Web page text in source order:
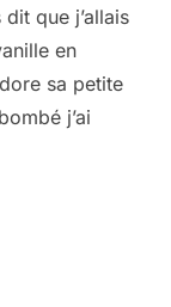
que j’allais
en
sa petite
j’ai